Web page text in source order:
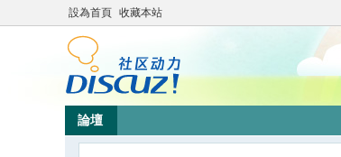
設為首頁 收藏本站
論壇